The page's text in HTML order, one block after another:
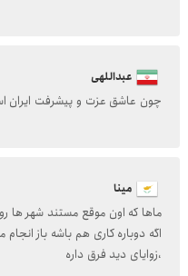
عبداللهی
چون عاشق عزت و پیشرفت ایران
مینا
ماها که اون موقع مستند شهر ها رو
اگه دوباره کاری هم باشه باز انجام
،زوایای دید فرق داره